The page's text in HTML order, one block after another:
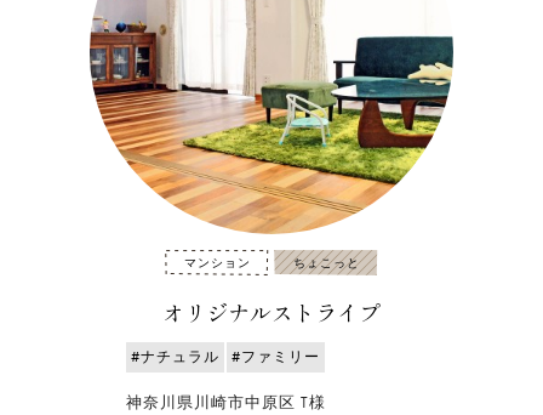
マンション ちょこっと
オリジナルストライプ
#ナチュラル #ファミリー
神奈川県川崎市中原区 T様